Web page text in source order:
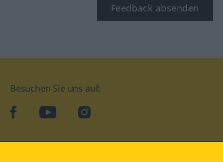
Feedback absenden
Besuchen Sie uns auf:
facebookYouTube Instagram